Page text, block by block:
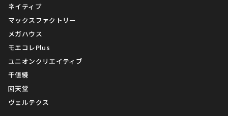
ネイティブ
マックスファクトリー
メガハウス
モエコレPlus
ユニオンクリエイティブ
千値練
回天堂
ヴェルテクス